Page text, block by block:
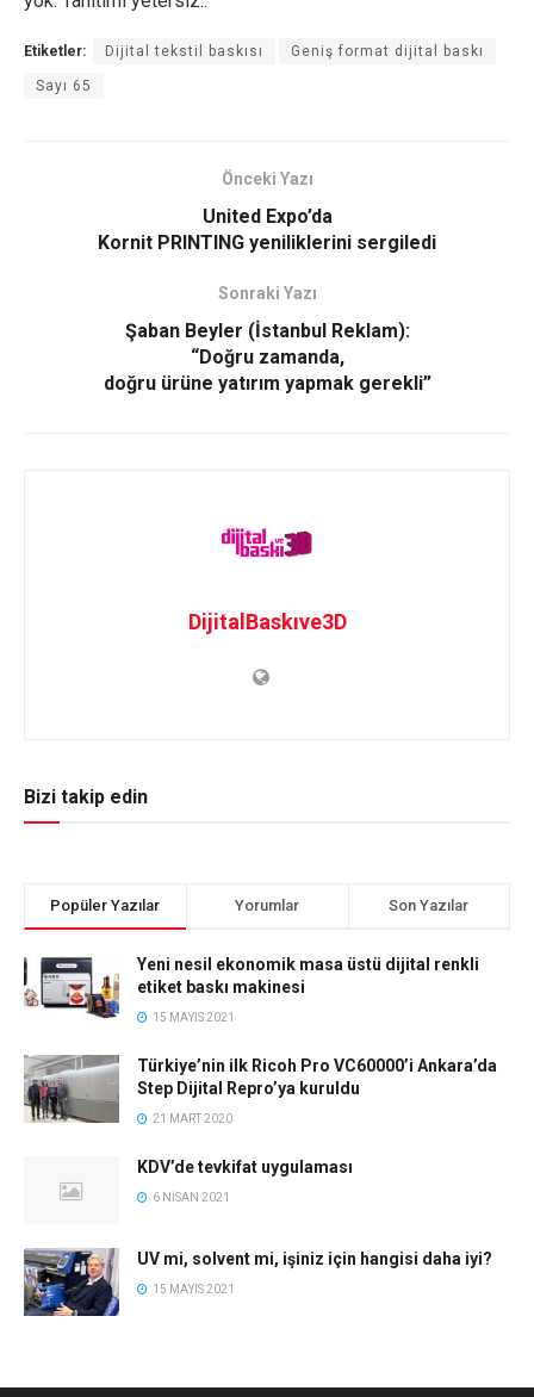
Etiketler: Dijital tekstil baskısı Geniş format dijital baskı
Sayı 65
Önceki Yazı
United Expo’da
Kornit PRINTING yeniliklerini sergiledi
Sonraki Yazı
Şaban Beyler (İstanbul Reklam):
“Doğru zamanda,
doğru ürüne yatırım yapmak gerekli”
DijitalBaskıve3D
Bizi takip edin
Popüler Yazılar Yorumlar Son Yazılar
Yeni nesil ekonomik masa üstü dijital renkli
etiket baskı makinesi
15 MAYIS 2021
Türkiye’nin ilk Ricoh Pro VC60000’i Ankara’da
Step Dijital Repro’ya kuruldu
21 MART 2020
KDV’de tevkifat uygulaması
6 NISAN 2021
UV mi, solvent mi, işiniz için hangisi daha iyi?
15 MAYIS 2021